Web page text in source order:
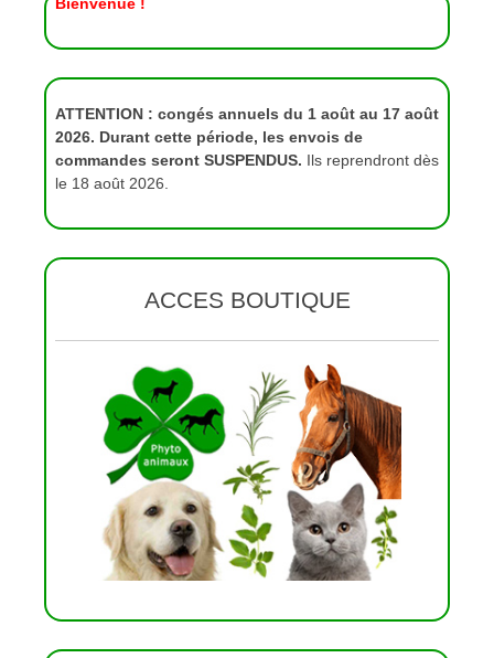
Bienvenue !
ATTENTION : congés annuels du 1 août au 17 août
2026. Durant cette période, les envois de
commandes seront SUSPENDUS. Ils reprendront dès
le 18 août 2026.
ACCES BOUTIQUE